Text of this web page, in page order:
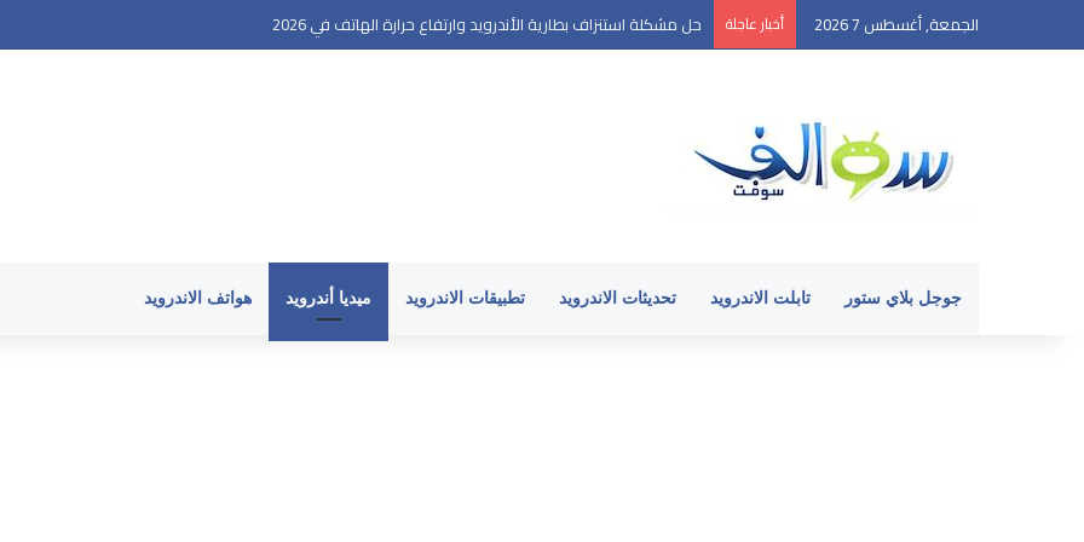
الجمعة, أغسطس 7 2026 أخبار عاجلة حل مشكلة استنزاف بطارية الأندرويد وارتفاع حرارة الهاتف في 2026
جوجل بلاي ستور تابلت الاندرويد تحديثات الاندرويد تطبيقات الاندرويد ميديا أندرويد هواتف الاندرويد